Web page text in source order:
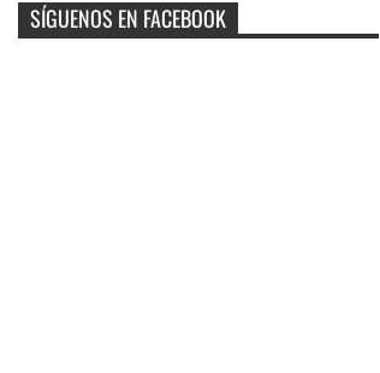
SÍGUENOS EN FACEBOOK